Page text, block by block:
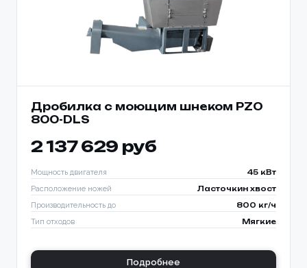
Дробилка с моющим шнеком PZO
800-DLS
2 137 629 руб
Мощность двигателя 45 кВт
Расположение ножей Ласточкин хвост
Производительность до 800 кг/ч
Тип отходов Мягкие
Подробнее